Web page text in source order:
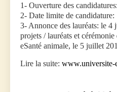
1- Ouverture des
2- Date limite de
3- Annonce des lauréats: le 4
projets / lauréats et
eSanté animale, le 5 juillet
Lire la suite: www.universite-